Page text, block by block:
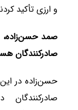
و ارزی تأکید
صمد حسن‌زاده،
صادرکنندگان
حسن‌زاده در